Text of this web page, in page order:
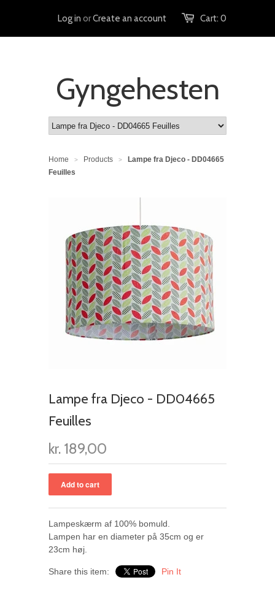
Cart: 0
Log in orCreate an account
Gyngehesten
Home > Products >
Lampe fra Djeco - DD04665
Feuilles
Lampe fra Djeco - DD04665
Feuilles
kr. 189,00
Lampeskærm af 100% bomuld.
Lampen har en diameter på 35cm og er
23cm høj.
Share this item: Pin It